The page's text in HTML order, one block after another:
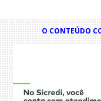
O CONTEÚDO